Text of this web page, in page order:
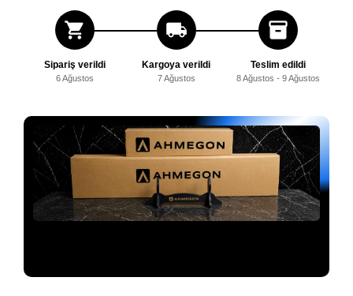
shopping_cart
Sipariş verildi
6 Ağustos
local_shipping
Kargoya verildi
7 Ağustos
inventory_2
Teslim edildi
8 Ağustos - 9 Ağustos